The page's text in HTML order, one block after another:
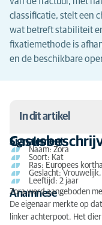
classificatie, stelt een
wat betreft stabiliteit
fixatiemethode is
en de beschikbare
In dit artikel
Bespreking
Signalement
Naam: Zora
Soort: Kat
Ras: Europees
Geslacht:
Leeftijd: 2 jaar
Anamnese
Zora werd aangeboden
De eigenaar merkte op
linker achterpoot. Het